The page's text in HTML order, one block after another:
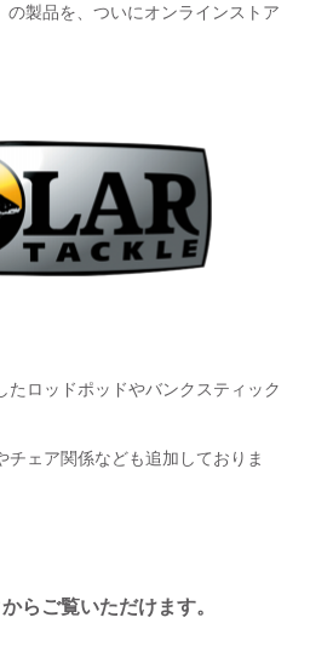
製品を、ついにオンラインストア
ロッドポッドやバンクスティック
チェア関係なども追加しておりま
らご覧いただけます。